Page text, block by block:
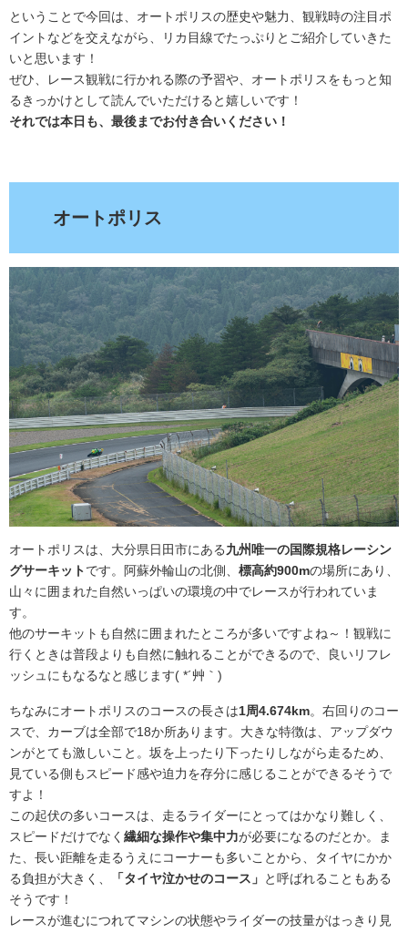
ということで今回は、オートポリスの歴史や魅力、観戦時の注目ポ
イントなどを交えながら、リカ目線でたっぷりとご紹介していきた
いと思います！
ぜひ、レース観戦に行かれる際の予習や、オートポリスをもっと知
るきっかけとして読んでいただけると嬉しいです！
それでは本日も、最後までお付き合いください！
オートポリス
オートポリスは、大分県日田市にある九州唯一の国際規格レーシン
グサーキットです。阿蘇外輪山の北側、 標高約900mの場所にあり、
山々に囲まれた自然いっぱいの環境の中でレースが行われていま
す。
他のサーキットも自然に囲まれたところが多いですよね～！観戦に
行くときは普段よりも自然に触れることができるので、良いリフレ
ッシュにもなるなと感じます( *´艸｀)
ちなみにオートポリスのコースの長さは1周4.674km。右回りのコー
スで、カーブは全部で18か所あります。大きな特徴は、アップダウ
ンがとても激しいこと。坂を上ったり下ったりしながら走るため、
見ている側もスピード感や迫力を存分に感じることができるそうで
すよ！
この起伏の多いコースは、走るライダーにとってはかなり難しく、
スピードだけでなく 繊細な操作や集中力が必要になるのだとか。ま
た、長い距離を走るうえにコーナーも多いことから、タイヤにかか
る負担が大きく、
「タイヤ泣かせのコース」 と呼ばれることもある
そうです！
レースが進むにつれてマシンの状態やライダーの技量がはっきり見